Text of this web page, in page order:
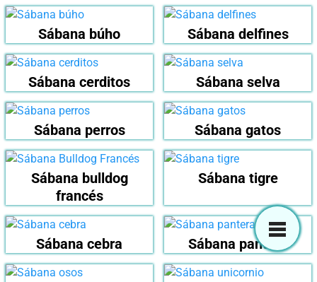
Sábana búho Sábana delfines
Sábana cerditos Sábana selva
Sábana perros Sábana gatos
Sábana bulldog
francés
Sábana tigre
Sábana cebra Sábana pantera